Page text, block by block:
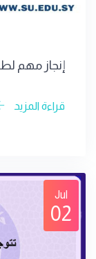
إنجاز مهم
قراءة المزيد
Jul
02